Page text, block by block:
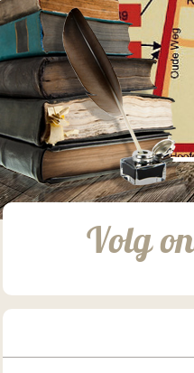
Volg